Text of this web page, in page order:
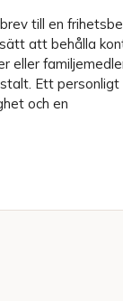
till en
att behålla
eller
Ett personligt
och en